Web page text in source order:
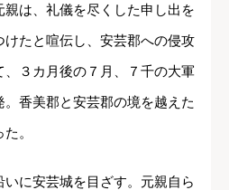
は、礼儀を尽くした申し出を
けたと喧伝し、安芸郡への侵攻
、３カ月後の７月、７千の大軍
香美郡と安芸郡の境を越えた
。
に安芸城を目ざす。元親自ら